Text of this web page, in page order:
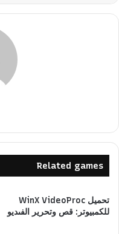
Related games
تحميل WinX VideoProc
للكمبيوتر: قص وتحرير الفىديو